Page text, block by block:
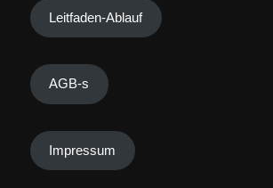
Leitfaden-Ablauf
AGB-s
Impressum